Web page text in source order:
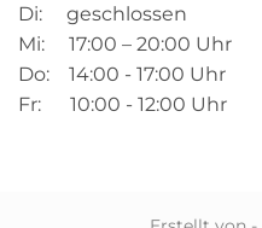
Di: geschlossen
Mi: 17:00 – 20:00 Uhr
Do: 14:00 - 17:00 Uhr
Fr: 10:00 - 12:00 Uhr